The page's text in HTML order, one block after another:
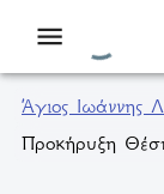
Άγιος Ιωάννης
Προκήρυξη